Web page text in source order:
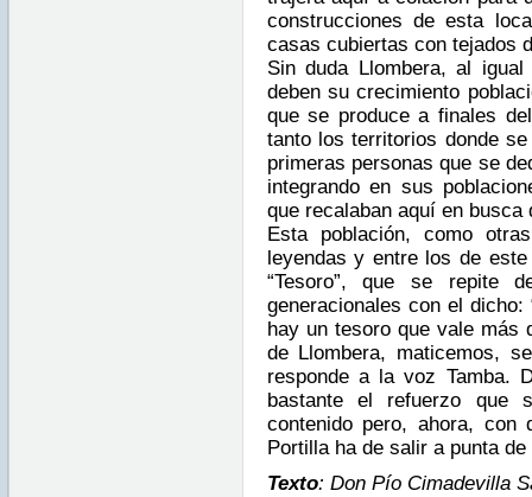
construcciones de esta
casas cubiertas con tejados
Sin duda Llombera, al
deben su crecimiento
que se produce a finales
tanto los territorios donde
primeras personas que se
integrando en sus
que recalaban aquí en busca
Esta población, como
leyendas y entre los de
“Tesoro”, que se repite
generacionales con el dicho:
hay un tesoro que vale más
de Llombera, maticemos,
responde a la voz Tamba.
bastante el refuerzo que
contenido pero, ahora, con
Portilla ha de salir a punta
Texto: Don Pío Cimadevilla